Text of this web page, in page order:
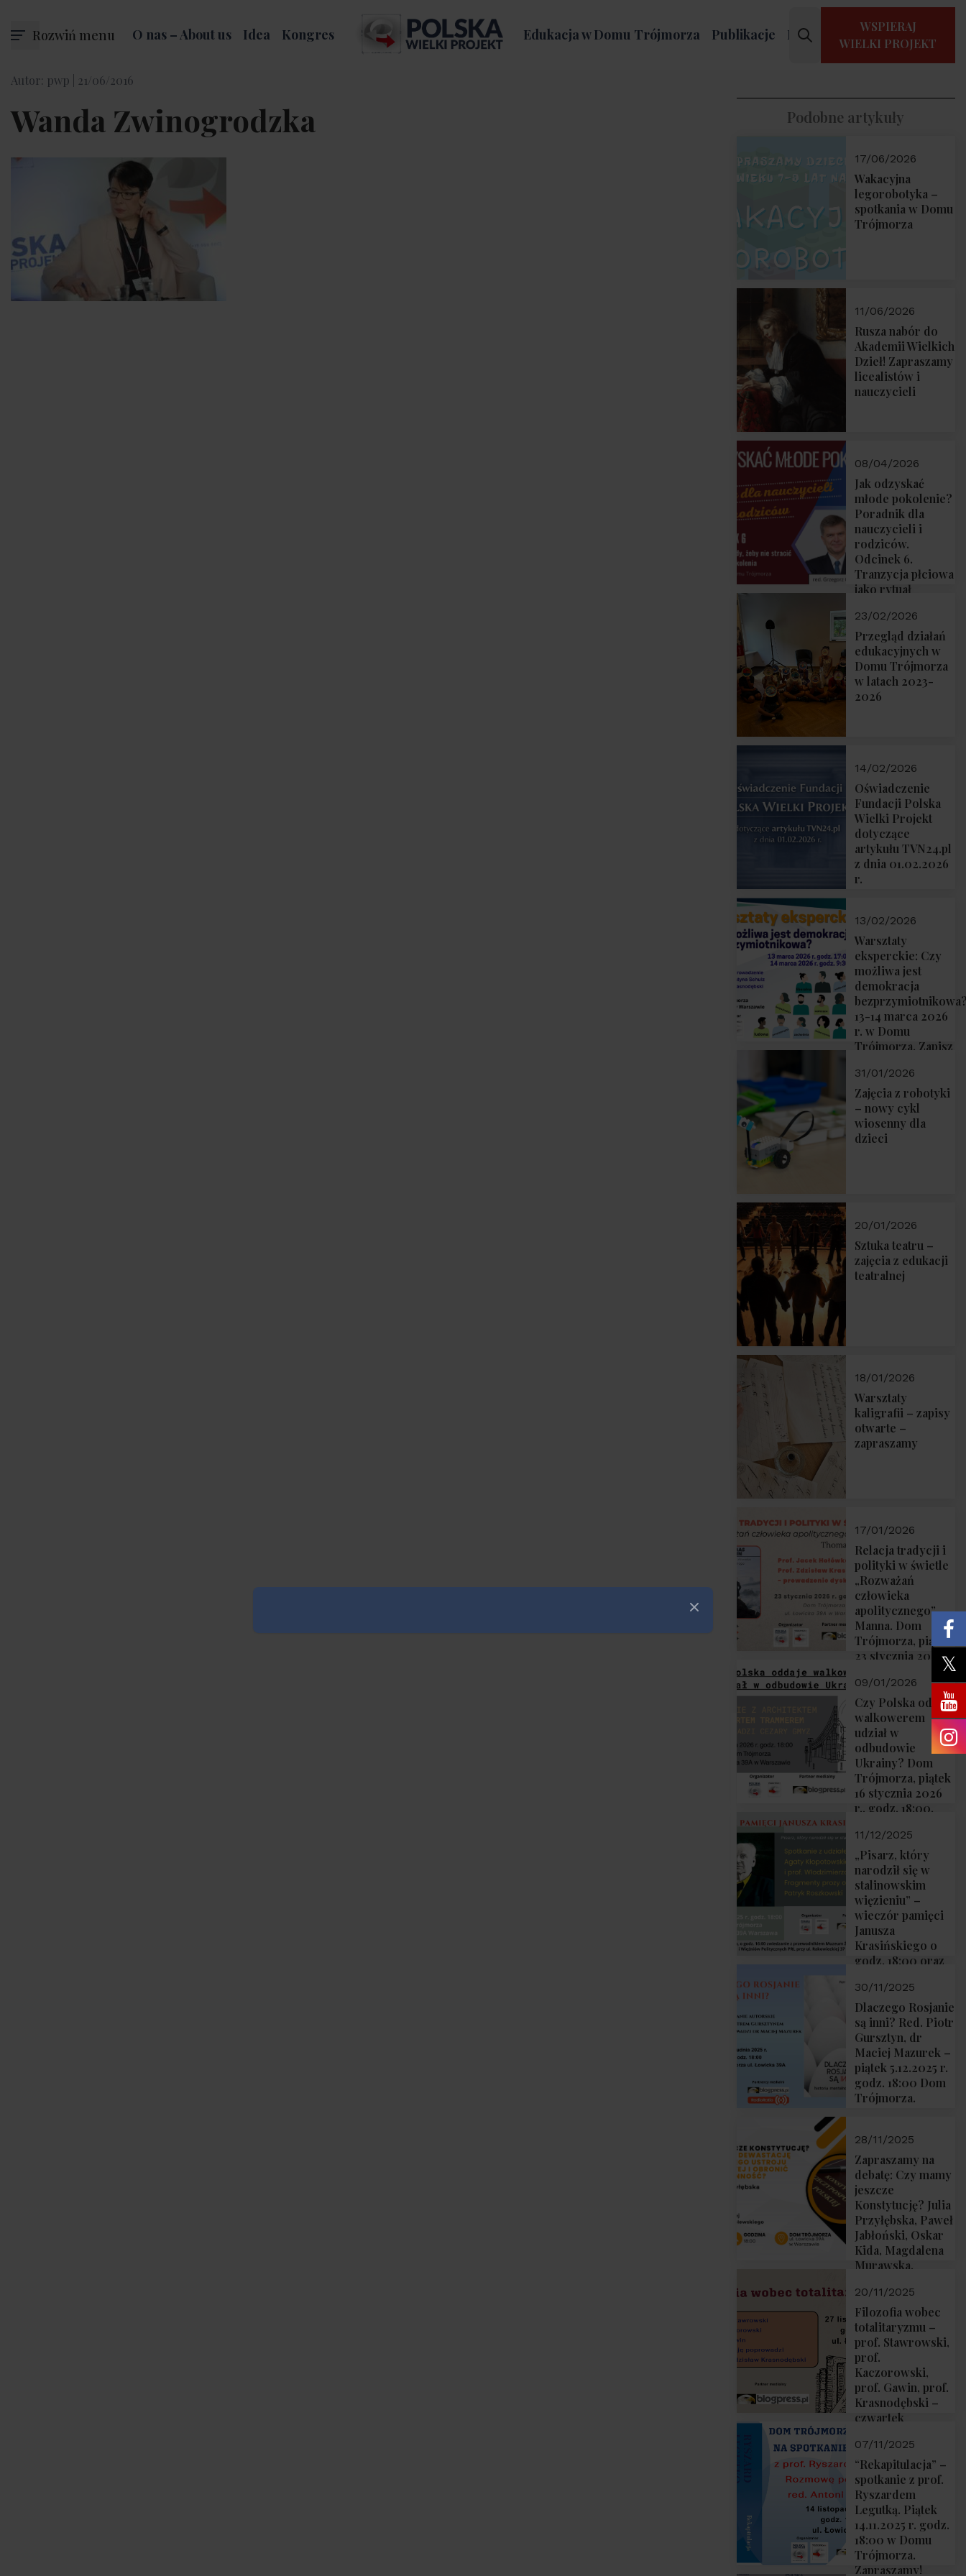
Rozwiń menu O nas – About us Idea Kongres Edukacja w Domu Trójmorza Publikacje Kontakt
WSPIERAJ
WIELKI PROJEKT
Autor: pwp | 21/06/2016
Wanda Zwinogrodzka Podobne artykuły
17/06/2026
Wakacyjna
legorobotyka –
spotkania w Domu
Trójmorza
11/06/2026
Rusza nabór do
Akademii Wielkich
Dzieł! Zapraszamy
licealistów i
nauczycieli
08/04/2026
Jak odzyskać
młode pokolenie?
Poradnik dla
nauczycieli i
rodziców.
Odcinek 6.
Tranzycja płciowa
jako rytuał
Rozmawiają red.
Grzegorz Górny i
prof. Michał
Łuczewski
23/02/2026
Przegląd działań
edukacyjnych w
Domu Trójmorza
w latach 2023-
2026
14/02/2026
Oświadczenie
Fundacji Polska
Wielki Projekt
dotyczące
artykułu TVN24.pl
z dnia 01.02.2026
r.
13/02/2026
Warsztaty
eksperckie: Czy
możliwa jest
demokracja
13-14 marca 2026
r. w Domu
Trójmorza. Zapisz
31/01/2026
Zajęcia z robotyki
– nowy cykl
wiosenny dla
dzieci
20/01/2026
Sztuka teatru –
zajęcia z edukacji
teatralnej
18/01/2026
Warsztaty
kaligrafii – zapisy
otwarte –
zapraszamy
17/01/2026
Relacja tradycji i
polityki w świetle
„Rozważań
człowieka
apolitycznego”
Manna. Dom
Trójmorza, piątek
23 stycznia 2026
Zapraszamy!
09/01/2026
Czy Polska oddaje
walkowerem
udział w
odbudowie
Ukrainy? Dom
Trójmorza, piątek
16 stycznia 2026
r., godz. 18:00.
11/12/2025
„Pisarz, który
narodził się w
stalinowskim
więzieniu” –
wieczór pamięci
Janusza
Krasińskiego o
godz. 18:00 oraz
Muzeum
Żołnierzy
Wyklętych i
Więźniów
Politycznych PRL
o godz. 16:00 – 19
grudnia 2025 r.
30/11/2025
Dlaczego Rosjanie
są inni? Red. Piotr
Gursztyn, dr
Maciej Mazurek –
piątek 5.12.2025 r.
godz. 18:00 Dom
Trójmorza.
28/11/2025
Zapraszamy na
debatę: Czy mamy
jeszcze
Konstytucję? Julia
Przyłębska, Paweł
Jabłoński, Oskar
Kida, Magdalena
Murawska,
Sobolewski – 4
grudnia 2025 r.
godz. 18:00.
20/11/2025
Filozofia wobec
totalitaryzmu –
prof. Stawrowski,
prof.
Kaczorowski,
prof. Gawin, prof.
Krasnodębski –
czwartek
18:00
07/11/2025
“Rekapitulacja” –
spotkanie z prof.
Ryszardem
Legutką. Piątek
14.11.2025 r. godz.
18:00 w Domu
Trójmorza.
Zapraszamy!
Zamknij